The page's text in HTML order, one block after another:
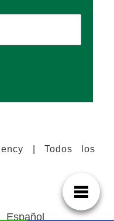
| Todos los
Español